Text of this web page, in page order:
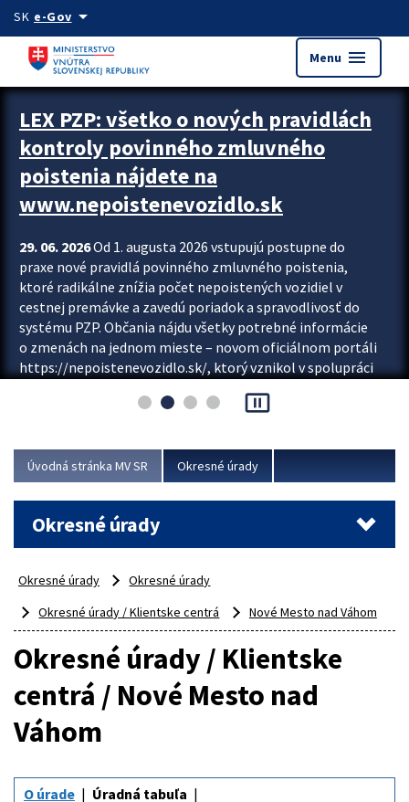
Preskocit na hlavný obsah
SK e-Govarrow_drop_down
Menu menu
Zastavit automatický posun upútavok
LEX PZP: všetko o nových pravidlách
kontroly povinného zmluvného
poistenia nájdete na
www.nepoistenevozidlo.sk
29. 06. 2026Od 1. augusta 2026 vstupujú postupne do
praxe nové pravidlá povinného zmluvného poistenia,
ktoré radikálne znížia počet nepoistených vozidiel v
cestnej premávke a zavedú poriadok a spravodlivosť do
systému PZP. Občania nájdu všetky potrebné informácie
o zmenách na jednom mieste – novom oficiálnom portáli
https://nepoistenevozidlo.sk/, ktorý vznikol v spolupráci
asociácie poisťovní (SLASPO) a Ministerstva vnútra SR.
Viac
pause_presentation
Úvodná stránka MV SR Okresné úrady
Okresné úrady
Okresné úrady
Okresné úrady
Okresné úrady / Klientske centrá
Nové Mesto nad Váhom
Okresné úrady / Klientske
centrá / Nové Mesto nad
Váhom
O úrade
Úradná tabuľa